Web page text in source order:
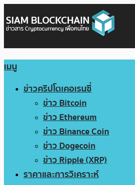
เมนู
ข่าวคริปโตเคอเรนซี่
ข่าว Bitcoin
ข่าว Ethereum
ข่าว Binance Coin
ข่าว Dogecoin
ข่าว Ripple (XRP)
ราคาและการวิเคราะห์